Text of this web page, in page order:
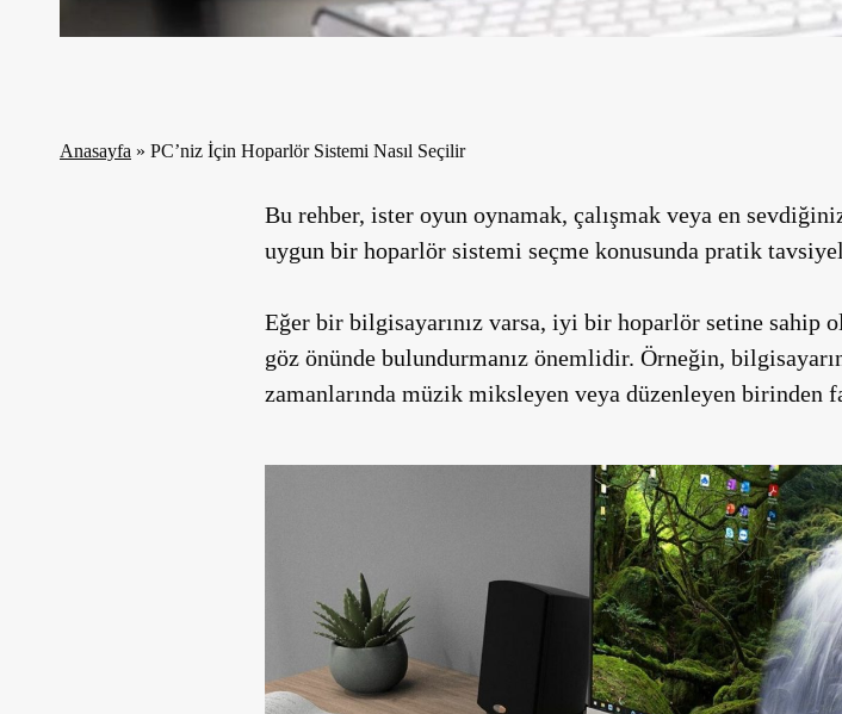
Anasayfa » PC’niz İçin Hoparlör Sistemi Nasıl Seçilir
Bu rehber, ister oyun oynamak, çalışmak veya en
uygun bir hoparlör sistemi seçme konusunda pratik
Eğer bir bilgisayarınız varsa, iyi bir hoparlör setine sahip
göz önünde bulundurmanız önemlidir. Örneğin,
zamanlarında müzik miksleyen veya düzenleyen birinden